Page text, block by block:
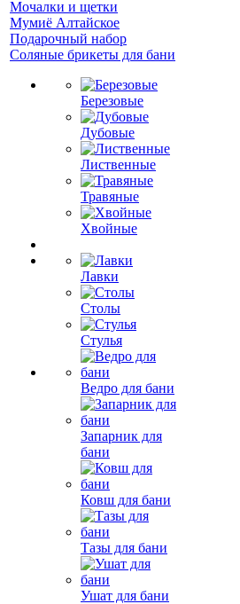
Мочалки и щетки
Мумиё Алтайское
Подарочный набор
Соляные брикеты для бани
Березовые
Дубовые
Лиственные
Травяные
Хвойные
Лавки
Столы
Стулья
Ведро для бани
Запарник для
бани
Ковш для бани
Тазы для бани
Ушат для бани